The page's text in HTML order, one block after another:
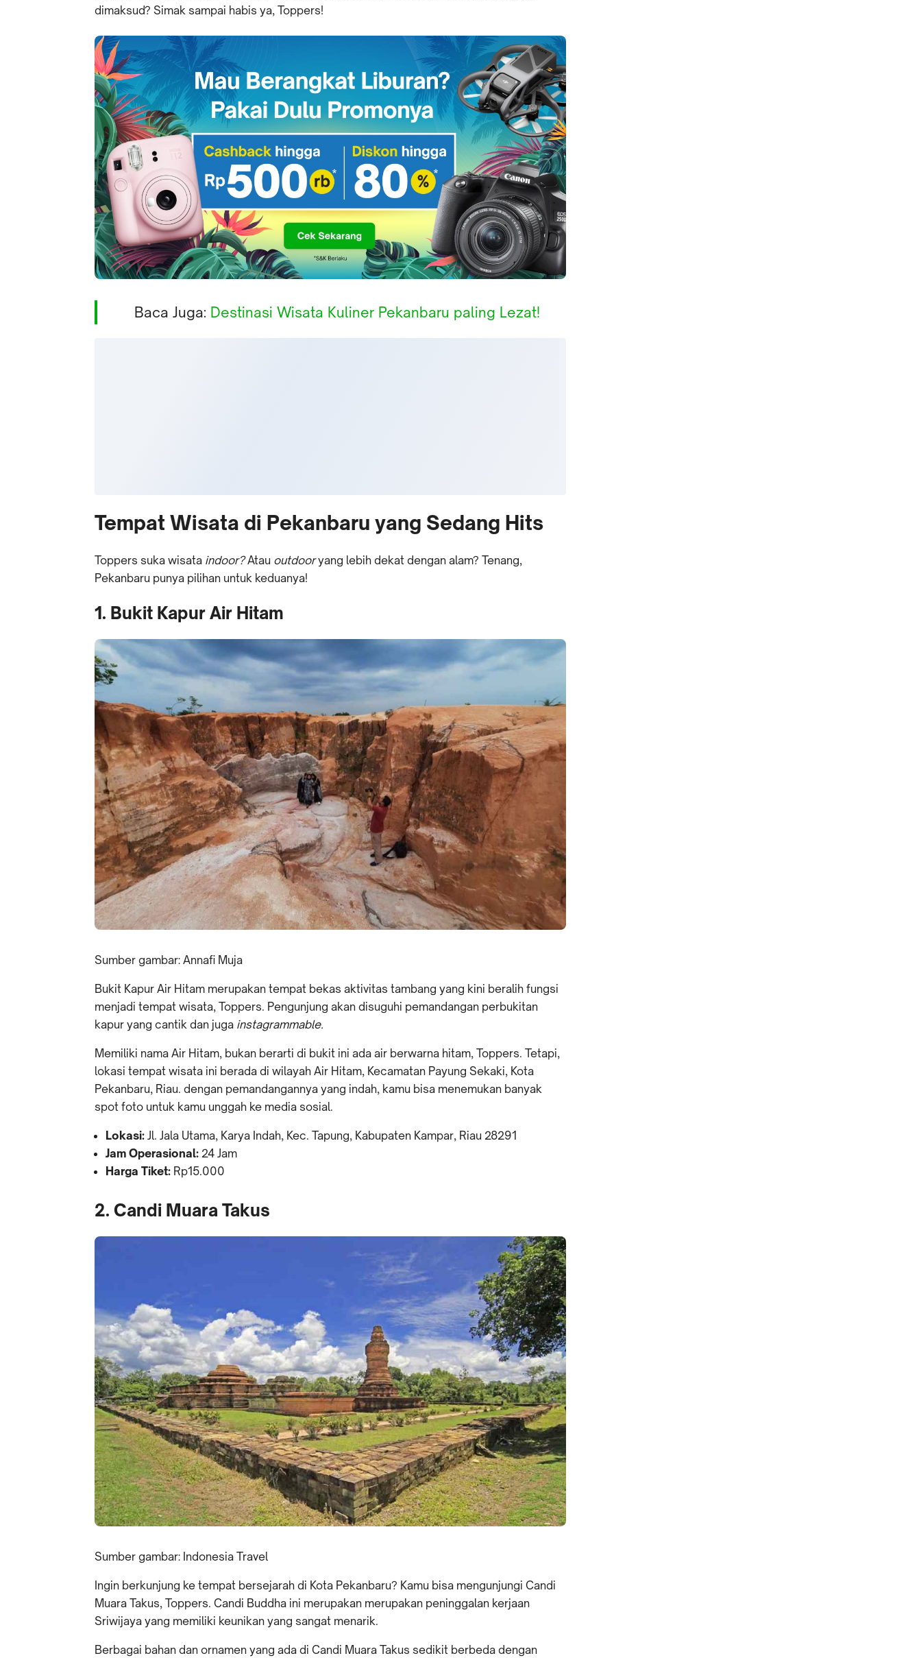
dimaksud? Simak sampai habis ya, Toppers!
Baca Juga: Destinasi Wisata Kuliner Pekanbaru paling Lezat!
Tempat Wisata di Pekanbaru yang Sedang Hits
Toppers suka wisata indoor?Atau outdooryang lebih dekat dengan alam? Tenang,
Pekanbaru punya pilihan untuk keduanya!
1. Bukit Kapur Air Hitam
Sumber gambar: Annafi Muja
Bukit Kapur Air Hitam merupakan tempat bekas aktivitas tambang yang kini beralih fungsi
menjadi tempat wisata, Toppers. Pengunjung akan disuguhi pemandangan perbukitan
kapur yang cantik dan juga instagrammable.
Memiliki nama Air Hitam, bukan berarti di bukit ini ada air berwarna hitam, Toppers. Tetapi,
lokasi tempat wisata ini berada di wilayah Air Hitam, Kecamatan Payung Sekaki, Kota
Pekanbaru, Riau. dengan pemandangannya yang indah, kamu bisa menemukan banyak
spot foto untuk kamu unggah ke media sosial.
Lokasi: Jl. Jala Utama, Karya Indah, Kec. Tapung, Kabupaten Kampar, Riau 28291
Jam Operasional: 24 Jam
Harga Tiket: Rp15.000
2. Candi Muara Takus
Sumber gambar: Indonesia Travel
Ingin berkunjung ke tempat bersejarah di Kota Pekanbaru? Kamu bisa mengunjungi Candi
Muara Takus, Toppers. Candi Buddha ini merupakan merupakan peninggalan kerjaan
Sriwijaya yang memiliki keunikan yang sangat menarik.
Berbagai bahan dan ornamen yang ada di Candi Muara Takus sedikit berbeda dengan